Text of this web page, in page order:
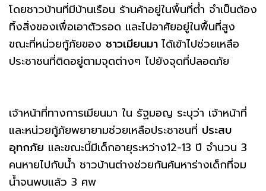
โดยชาวบ้านที่มีบ้านเรือน ร้านค้าอยู่ในพื้นที่ต่ำ จำเป็นต้อง
ทิ้งสิ่งของเพื่อเอาตัวรอด และไปอาศัยอยู่ในพื้นที่สูง
ขณะที่หน่วยกู้ภัยของ ชาวเมียนมา ได้เข้าไปช่วยเหลือ
ประชาชนที่ติดอยู่ตามจุดต่างๆ ไปยังจุดที่ปลอดภัย
เจ้าหน้าที่ทางการเมียนมา ใน รัฐมอญ ระบุว่า เจ้าหน้าที่
และหน่วยกู้ภัยพยายามช่วยเหลือประชาชนที่ ประสบ
อุทกภัย และขณะนี้มีเด็กอายุระหว่าง12-13 ปี จำนวน 3
คนหายไปกับน้ำ ชาวบ้านต่างช่วยกันค้นหาร่างเด็กที่จม
น้ำจนพบแล้ว 3 ศพ